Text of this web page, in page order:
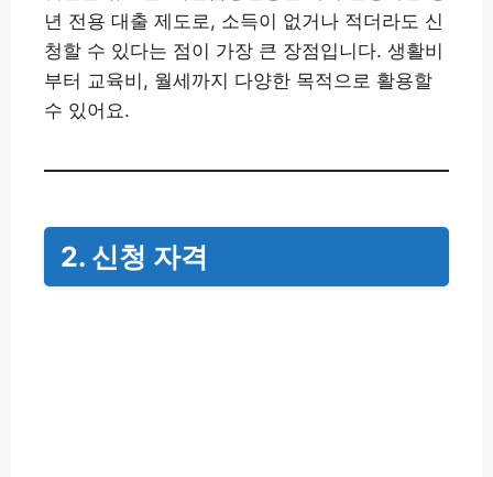
년 전용 대출 제도로, 소득이 없거나 적더라도 신
청할 수 있다는 점이 가장 큰 장점입니다. 생활비
부터 교육비, 월세까지 다양한 목적으로 활용할
수 있어요.
2. 신청 자격